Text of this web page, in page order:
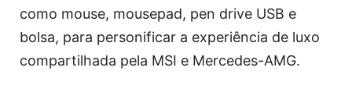
como mouse, mousepad, pen drive USB e
bolsa, para personificar a experiência de luxo
compartilhada pela MSI e Mercedes-AMG.